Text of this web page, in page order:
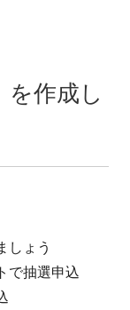
作成し
しょう
で抽選申込